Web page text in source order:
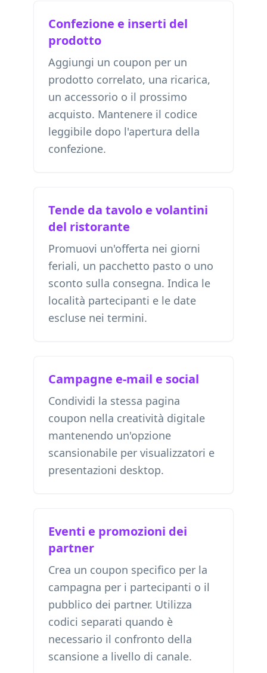
Confezione e inserti del
prodotto
Aggiungi un coupon per un
prodotto correlato, una ricarica,
un accessorio o il prossimo
acquisto. Mantenere il codice
leggibile dopo l'apertura della
confezione.
Tende da tavolo e volantini
del ristorante
Promuovi un'offerta nei giorni
feriali, un pacchetto pasto o uno
sconto sulla consegna. Indica le
località partecipanti e le date
escluse nei termini.
Campagne e-mail e social
Condividi la stessa pagina
coupon nella creatività digitale
mantenendo un'opzione
scansionabile per visualizzatori e
presentazioni desktop.
Eventi e promozioni dei
partner
Crea un coupon specifico per la
campagna per i partecipanti o il
pubblico dei partner. Utilizza
codici separati quando è
necessario il confronto della
scansione a livello di canale.